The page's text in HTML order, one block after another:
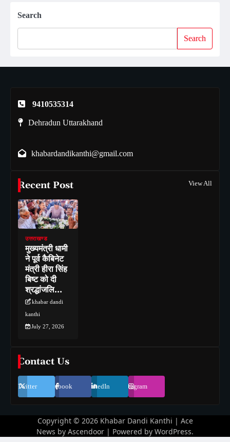
Search
Search
9410535314
Dehradun Uttarakhand
khabardandikanthi@gmail.com
Recent Post View All
उत्तराखण्ड
मुख्यमंत्री धामी
ने पूर्व कैबिनेट
मंत्री हीरा सिंह
बिष्ट को दी
श्रद्धांजलि…
khabar dandi
kanthi
July 27, 2026
Contact Us
Twitter Facebook LinkedIn Instagram
Copyright © 2026 Khabar Dandi Kanthi | Ace
News by Ascendoor | Powered by WordPress.